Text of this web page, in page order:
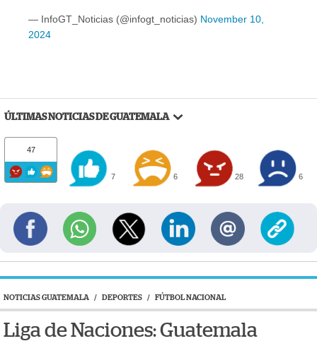
— InfoGT_Noticias (@infogt_noticias) November 10,
2024
ÚLTIMAS NOTICIAS DE GUATEMALA
47
7 6 28 6
NOTICIAS GUATEMALA / DEPORTES / FÚTBOL NACIONAL
Liga de Naciones: Guatemala